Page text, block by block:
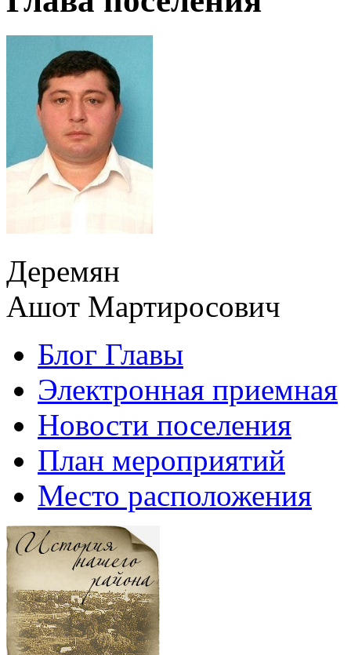
Деремян
Ашот Мартиросович
Блог Главы
Электронная приемная
Новости поселения
План мероприятий
Место расположения